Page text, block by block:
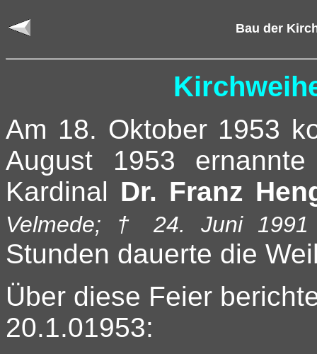
Bau der
Am 18. Oktober 1953
August 1953
Kardinal Dr. Franz
Velmede; † 24. Juni 1991
Stunden dauerte die
Über diese Feier
20.1.01953: